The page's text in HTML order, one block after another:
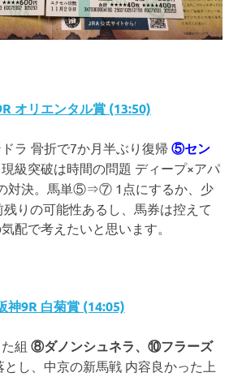
オリエンタル賞 (13:50)
ラ 骨折で7か月半ぶり復帰 ⑤セン
現級突破は時間の問題 ディープ×アパ
対決。馬単⑤⇒⑦ 1点にするか、少
りの可能性あるし、馬券は控えて
配で考えたいと思います。
神9R 白菊賞 (14:05)
組 ⑧ダノンシュネラ、⑩フラーズ
とし、中京の新馬戦 内容良かった上